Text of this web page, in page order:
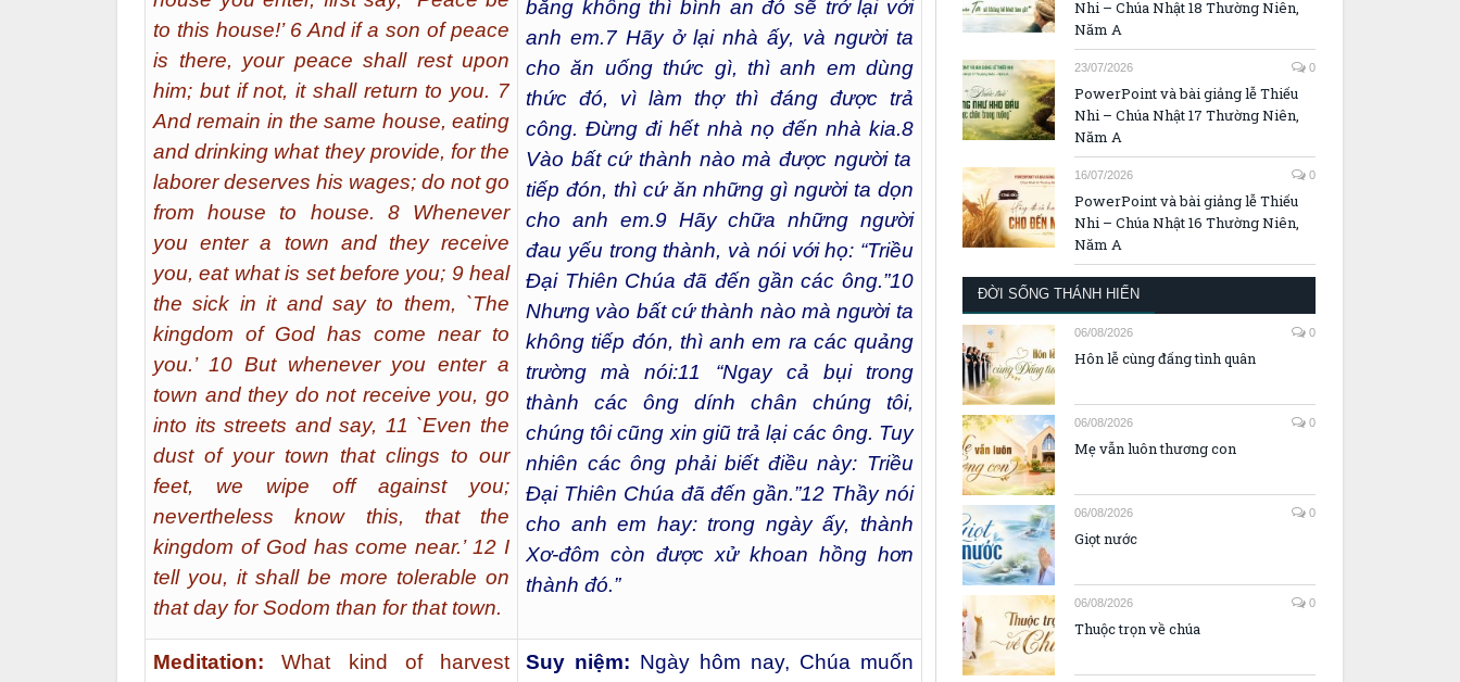
to this house!’ 6 And if a son of peace
is there, your peace shall rest upon
him; but if not, it shall return to you. 7
And remain in the same house, eating
and drinking what they provide, for the
laborer deserves his wages; do not go
from house to house. 8 Whenever
you enter a town and they receive
you, eat what is set before you; 9 heal
the sick in it and say to them, `The
kingdom of God has come near to
you.’ 10 But whenever you enter a
town and they do not receive you, go
into its streets and say, 11 `Even the
dust of your town that clings to our
feet, we wipe off against you;
nevertheless know this, that the
kingdom of God has come near.’ 12 I
tell you, it shall be more tolerable on
that day for Sodom than for that town.
bằng không thì bình an đó sẽ trở lại với
anh em.7 Hãy ở lại nhà ấy, và người ta
cho ăn uống thức gì, thì anh em dùng
thức đó, vì làm thợ thì đáng được trả
công. Đừng đi hết nhà nọ đến nhà kia.8
Vào bất cứ thành nào mà được người ta
tiếp đón, thì cứ ăn những gì người ta dọn
cho anh em.9Hãy chữa những người
đau yếu trong thành, và nói với họ: “Triều
Đại Thiên Chúa đã đến gần các ông.”10
Nhưng vào bất cứ thành nào mà người ta
không tiếp đón, thì anh em ra các quảng
trường mà nói:11
“Ngay cả bụi trong
thành các ông dính chân chúng tôi,
chúng tôi cũng xin giũ trả lại các ông. Tuy
nhiên các ông phải biết điều này: Triều
Đại Thiên Chúa đã đến gần.”12 Thầy nói
cho anh em hay: trong ngày ấy, thành
Xơ-đôm còn được xử khoan hồng hơn
thành đó.”
Meditation:What kind of harvest
Suy niệm: Ngày hôm nay, Chúa muốn
Nhi – Chúa Nhật 18 Thường Niên,
Năm A
23/07/2026 0
PowerPoint và bài giảng lễ Thiếu
Nhi – Chúa Nhật 17 Thường Niên,
Năm A
16/07/2026 0
PowerPoint và bài giảng lễ Thiếu
Nhi – Chúa Nhật 16 Thường Niên,
Năm A
ĐỜI SỐNG THÁNH HIẾN
06/08/2026 0
Hôn lễ cùng đấng tình quân
06/08/2026 0
Mẹ vẫn luôn thương con
06/08/2026 0
Giọt nước
06/08/2026 0
Thuộc trọn về chúa